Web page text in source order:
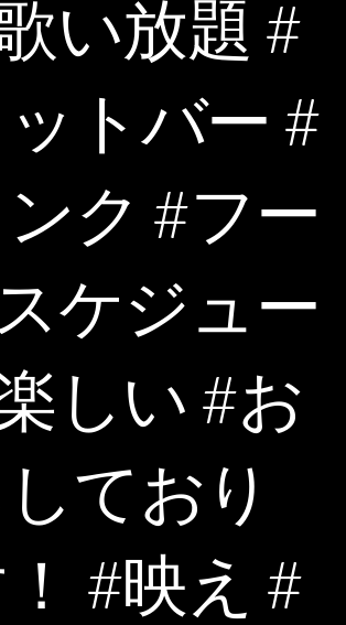
い放題 #
トバー #
ンク #フー
ケジュー
しい #お
ており
#映え #